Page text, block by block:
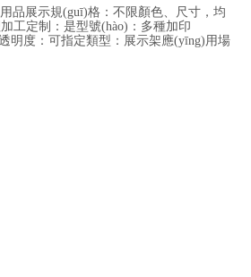
品展示規(guī)格：不限顏色、尺寸，均
理加工定制：是型號(hào)：多種加印
明度：可指定類型：展示架應(yīng)用場